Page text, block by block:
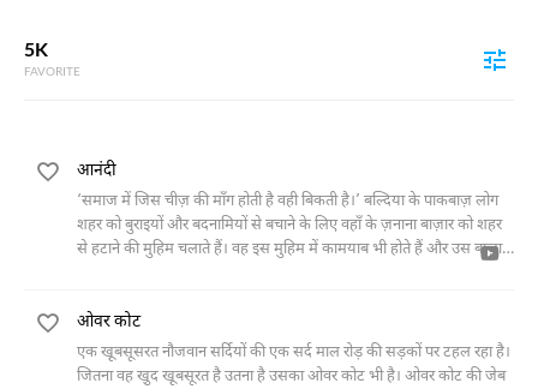
5K
FAVORITE
आनंदी
‘समाज में जिस चीज़ की माँग होती है वही बिकती है।’ बल्दिया के पाकबाज़ लोग
शहर को बुराइयों और बदनामियों से बचाने के लिए वहाँ के ज़नाना बाज़ार को शहर
से हटाने की मुहिम चलाते हैं। वह इस मुहिम में कामयाब भी होते हैं और उस बाज़ार
पहल रहती है कि वह अच्छा-ख़ासा गाँव बन जाता है। कुछ साल बाद वह गाँव क़स्बा
और क़स्बे से शहर में तब्दील हो जाता है। यही शहर आगे जाकर आनंदी के नाम से
जाना जाता है।
ओवर कोट
एक खू़बसूसरत नौजवान सर्दियों की एक सर्द माल रोड़ की सड़कों पर टहल रहा है।
जितना वह खु़द खू़बसूरत है उतना है उसका ओवर कोट भी है। ओवर कोट की जेब